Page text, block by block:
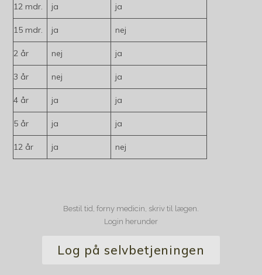
12 mdr. ja ja
15 mdr. ja nej
2 år nej ja
3 år nej ja
4 år ja ja
5 år ja ja
12 år ja nej
Bestil tid, forny medicin, skriv til lægen.
Login herunder
Log på selvbetjeningen